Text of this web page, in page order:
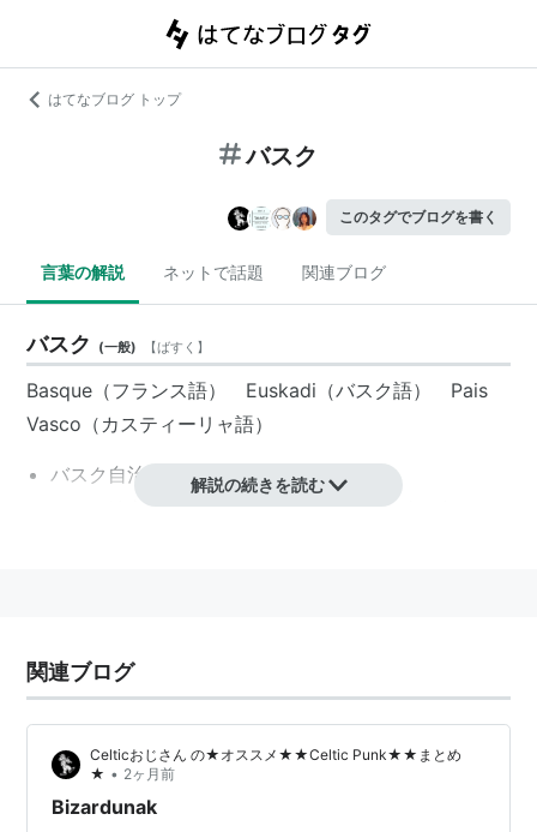
はてなブログ トップ
バスク
このタグでブログを書く
言葉の解説 ネットで話題 関連ブログ
バスク (一般) 【ばすく 】
Basque（フランス語） Euskadi（バスク語） Pais
Vasco（ カスティーリャ語）
バスク自治州
（スペイン北部の自治州）
バスク地方（スペイン北部からフランス南西部にま
言語）
解説の続きを読む
関連ブログ
Celticおじさん の★オススメ★★Celtic Punk★★まとめ
★ • 2ヶ月前
Bizardunak